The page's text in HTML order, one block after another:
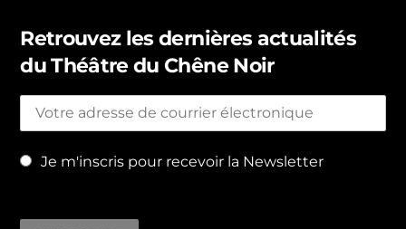
Retrouvez les dernières actualités
du Théâtre du Chêne Noir
Je m'inscris pour recevoir la Newsletter